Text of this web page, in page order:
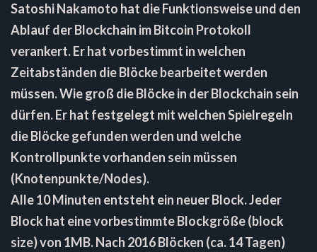
Satoshi Nakamoto hat die Funktionsweise und den
Ablauf der Blockchain im Bitcoin Protokoll
verankert. Er hat vorbestimmt in welchen
Zeitabständen die Blöcke bearbeitet werden
müssen. Wie groß die Blöcke in der Blockchain sein
dürfen. Er hat festgelegt mit welchen Spielregeln
die Blöcke gefunden werden und welche
Kontrollpunkte vorhanden sein müssen
(Knotenpunkte/Nodes).
Alle 10 Minuten entsteht ein neuer Block. Jeder
Block hat eine vorbestimmte Blockgröße (block
size) von 1MB. Nach 2016 Blöcken (ca. 14 Tagen)